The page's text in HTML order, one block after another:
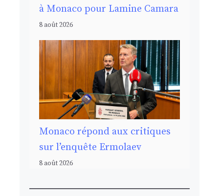
à Monaco pour Lamine Camara
8 août 2026
Monaco répond aux critiques
sur l’enquête Ermolaev
8 août 2026